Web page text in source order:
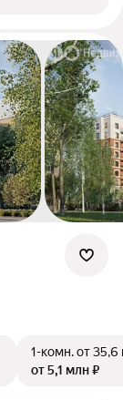
1-комн.от 35,6
от 5,1 млн ₽